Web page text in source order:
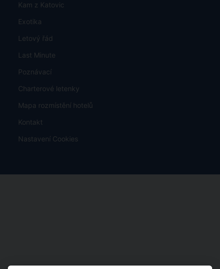
Kam z Katovic
Exotika
Letový řád
Last Minute
Poznávací
Charterové letenky
Mapa rozmístění hotelů
Kontakt
Nastavení Cookies